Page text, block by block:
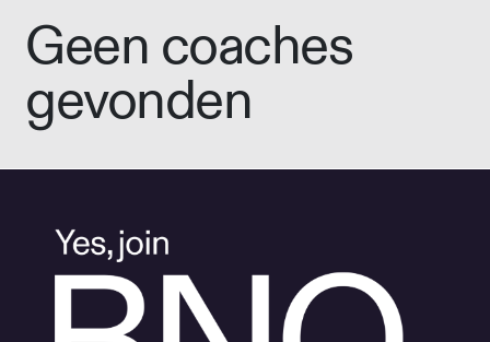
Geen coaches
gevonden